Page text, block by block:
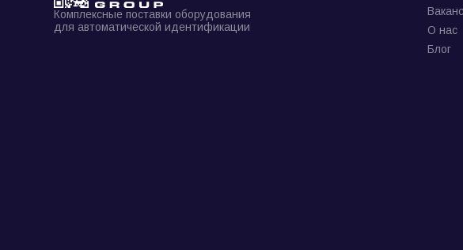
Комплексные поставки оборудования
для автоматической идентификации
О нас
Блог